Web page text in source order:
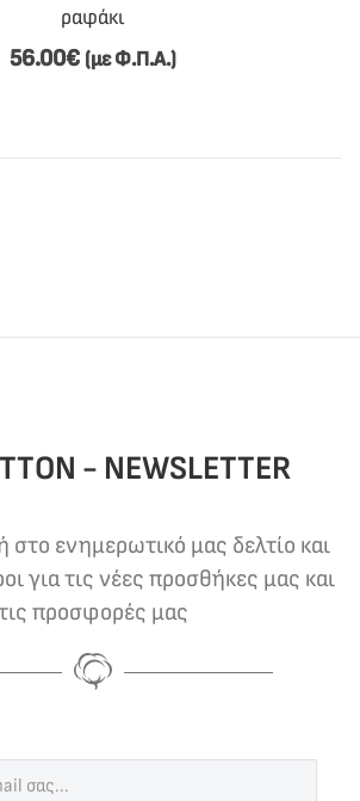
ραφάκι
56.00€ (με Φ.Π.Α.)
- NEWSLETTER
ενημερωτικό μας δελτίο και
για τις νέες προσθήκες μας και
προσφορές μας